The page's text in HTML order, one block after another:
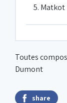
5. Matkot
6. Blues
Toutes
Dumont
share